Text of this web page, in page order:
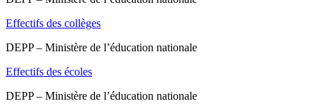
Effectifs des collèges
DEPP – Ministère de l’éducation nationale
Effectifs des écoles
DEPP – Ministère de l’éducation nationale